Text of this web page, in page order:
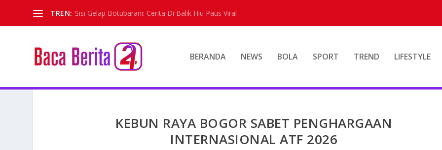
TREN: Sisi Gelap Botubarani: Cerita Di Balik Hiu Paus Viral
BERANDA NEWS BOLA SPORT TREND LIFESTYLE
KEBUN RAYA BOGOR SABET PENGHARGAAN
INTERNASIONAL ATF 2026